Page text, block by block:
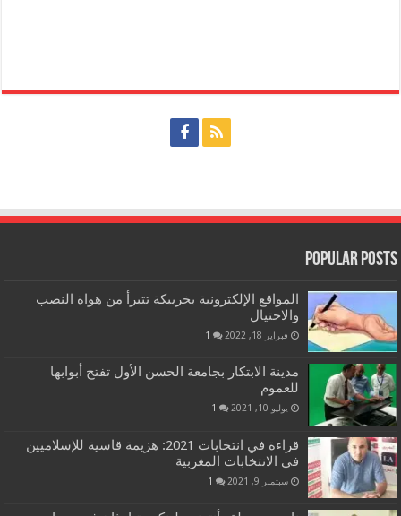
Popular Posts
المواقع الإلكترونية بخريبكة تتبرأ من هواة النصب
والاحتيال
فبراير 18, 2022 1
مدينة الابتكار بجامعة الحسن الأول تفتح أبوابها
للعموم
يوليو 10, 2021 1
قراءة في انتخابات 2021: هزيمة قاسية للإسلاميين
في الانتخابات المغربية
سبتمبر 9, 2021 1